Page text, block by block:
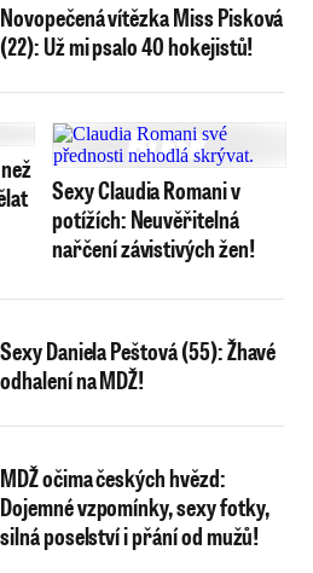
Novopečená vítězka Miss Pisková
(22): Už mi psalo 40 hokejistů!
Sexy Claudia Romani v
potížích: Neuvěřitelná
nařčení závistivých žen!
Sexy Daniela Peštová (55): Žhavé
odhalení na MDŽ!
MDŽ očima českých hvězd:
Dojemné vzpomínky, sexy fotky,
silná poselství i přání od mužů!